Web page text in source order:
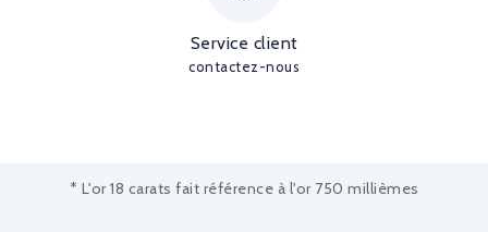
Service client
contactez-nous
* L'or 18 carats fait référence à l'or 750 millièmes